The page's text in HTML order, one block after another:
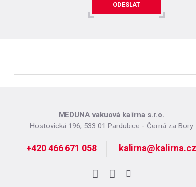
ODESLAT
MEDUNA vakuová kalírna s.r.o.
Hostovická 196, 533 01 Pardubice - Černá za Bory
+420 466 671 058 kalirna@kalirna.cz
Facebook
LinkedIn